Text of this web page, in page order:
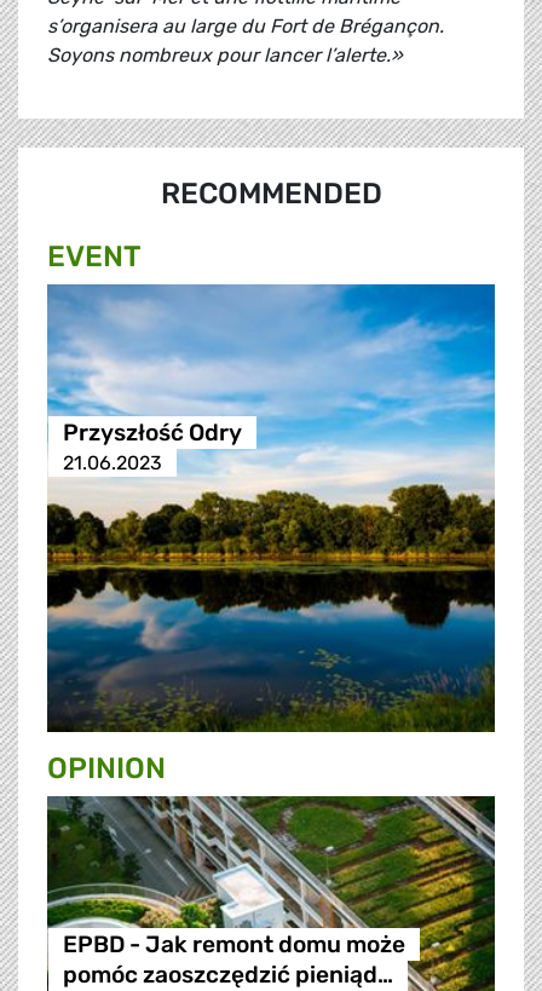
s’organisera au large du Fort de Brégançon.
Soyons nombreux pour lancer l’alerte.»
RECOMMENDED
EVENT
Przyszłość Odry
21.06.2023
OPINION
EPBD - Jak remont domu może
pomóc zaoszczędzić pieniąd…